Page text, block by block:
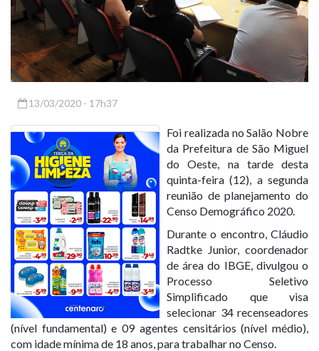
13/03/2020 - 17h37
Foi realizada no Salão Nobre
da Prefeitura de São Miguel
do Oeste, na tarde desta
quinta-feira (12), a segunda
reunião de planejamento do
Censo Demográfico 2020.
Durante o encontro, Cláudio
Radtke Junior, coordenador
de área do IBGE, divulgou o
Processo Seletivo
Simplificado que visa
selecionar 34 recenseadores
(nível fundamental) e 09 agentes censitários (nível médio),
com idade mínima de 18 anos, para trabalhar no Censo.